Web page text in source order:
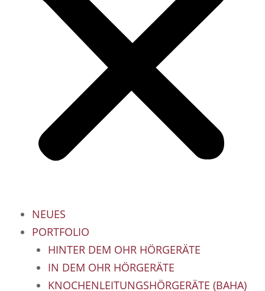
NEUES
PORTFOLIO
HINTER DEM OHR HÖRGERÄTE
IN DEM OHR HÖRGERÄTE
KNOCHENLEITUNGSHÖRGERÄTE (BAHA)